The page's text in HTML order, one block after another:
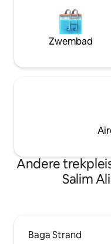
Zwembad
Andere
Salim
Baga Strand